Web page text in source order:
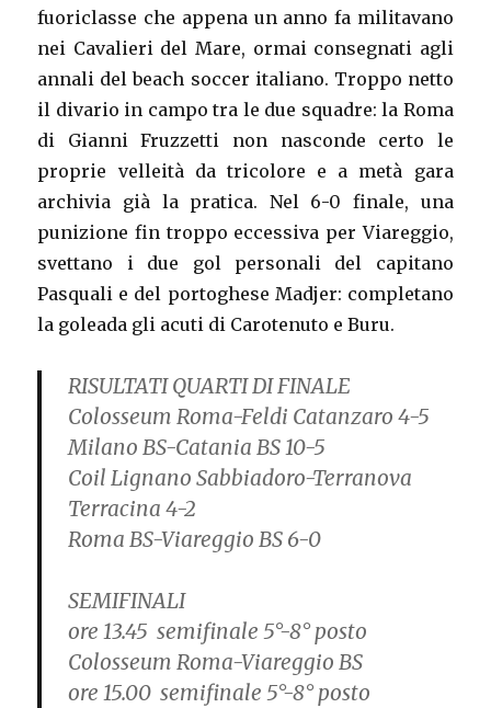
fuoriclasse che appena un anno fa militavano
nei Cavalieri del Mare, ormai consegnati agli
annali del beach soccer italiano. Troppo netto
il divario in campo tra le due squadre: la Roma
di Gianni Fruzzetti non nasconde certo le
proprie velleità da tricolore e a metà gara
archivia già la pratica. Nel 6-0 finale, una
punizione fin troppo eccessiva per Viareggio,
svettano i due gol personali del capitano
Pasquali e del portoghese Madjer: completano
la goleada gli acuti di Carotenuto e Buru.
RISULTATI QUARTI DI FINALE
Colosseum Roma-Feldi Catanzaro 4-5
Milano BS-Catania BS 10-5
Coil Lignano Sabbiadoro-Terranova
Terracina 4-2
Roma BS-Viareggio BS 6-0
SEMIFINALI
ore 13.45 semifinale 5°-8° posto
Colosseum Roma-Viareggio BS
ore 15.00 semifinale 5°-8° posto